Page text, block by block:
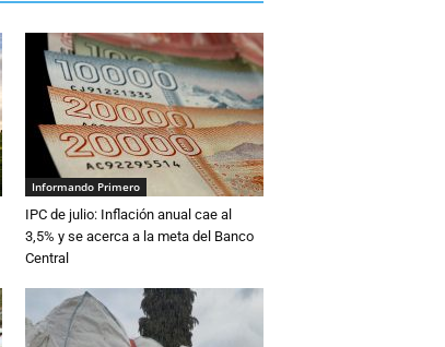
Informando Primero
IPC de julio: Inflación anual cae al
3,5% y se acerca a la meta del Banco
Central